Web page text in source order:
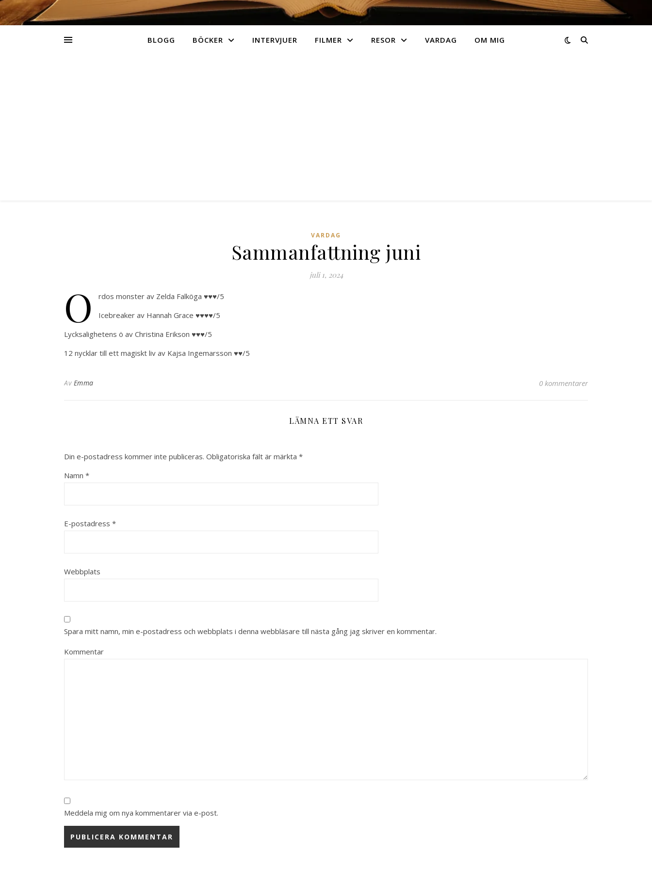
BLOGG BÖCKER INTERVJUER FILMER RESOR VARDAG OM MIG
VARDAG
Sammanfattning juni
juli 1, 2024
O
rdos monster av Zelda Falköga ♥♥♥/5
Icebreaker av Hannah Grace ♥♥♥♥/5
Lycksalighetens ö av Christina Erikson ♥♥♥/5
12 nycklar till ett magiskt liv av Kajsa Ingemarsson ♥♥/5
Av Emma 0 kommentarer
LÄMNA ETT SVAR
Din e-postadress kommer inte publiceras. Obligatoriska fält är märkta *
Namn *
E-postadress *
Webbplats
Spara mitt namn, min e-postadress och webbplats i denna webbläsare till nästa gång jag skriver en kommentar.
Kommentar
Meddela mig om nya kommentarer via e-post.